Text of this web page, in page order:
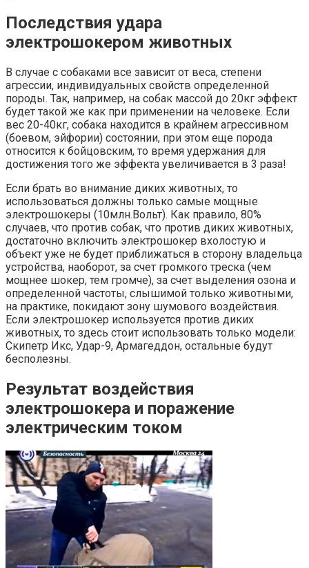
Последствия удара
электрошокером животных
В случае с собаками все зависит от веса, степени
агрессии, индивидуальных свойств определенной
породы. Так, например, на собак массой до 20кг эффект
будет такой же как при применении на человеке. Если
вес 20-40кг, собака находится в крайнем агрессивном
(боевом, эйфории) состоянии, при этом еще порода
относится к бойцовским, то время удержания для
достижения того же эффекта увеличивается в 3 раза!
Если брать во внимание диких животных, то
использоваться должны только самые мощные
электрошокеры (10млн.Вольт). Как правило, 80%
случаев, что против собак, что против диких животных,
достаточно включить электрошокер вхолостую и
объект уже не будет приближаться в сторону владельца
устройства, наоборот, за счет громкого треска (чем
мощнее шокер, тем громче), за счет выделения озона и
определенной частоты, слышимой только животными,
на практике, покидают зону шумового воздействия.
Если электрошокер используется против диких
животных, то здесь стоит использовать только модели:
Скипетр Икс, Удар-9, Армагеддон, остальные будут
бесполезны.
Результат воздействия
электрошокера и поражение
электрическим током